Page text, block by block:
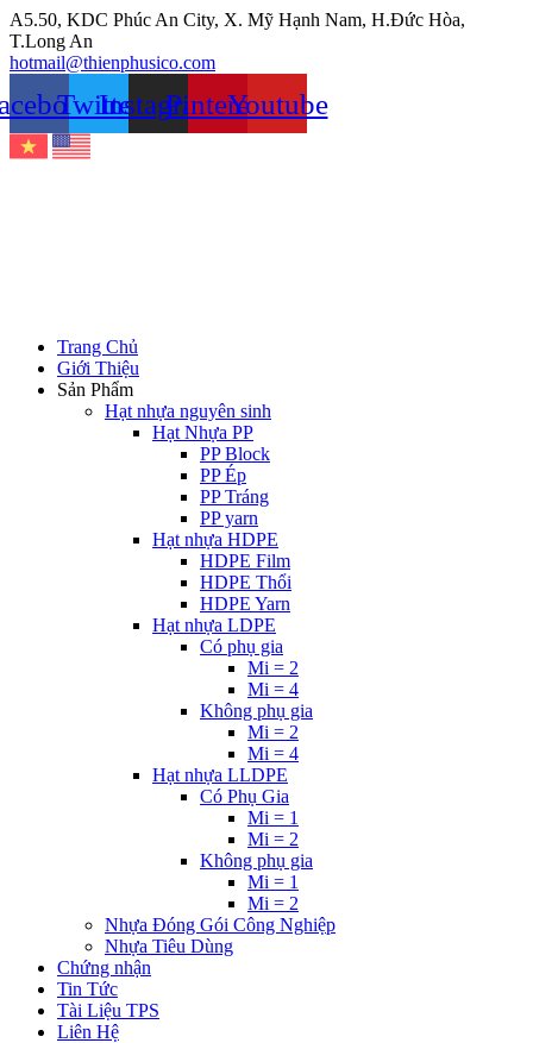
Chuyển
đến
nội
A5.50, KDC Phúc An City, X. Mỹ Hạnh Nam, H.Đức Hòa,
T.Long An
hotmail@thienphusico.com
TwitterInstagramPinterestYoutube
Trang Chủ
Giới Thiệu
Sản Phẩm
Hạt nhựa nguyên sinh
Hạt Nhựa PP
PP Block
PP Ép
PP Tráng
PP yarn
Hạt nhựa HDPE
HDPE Film
HDPE Thổi
HDPE Yarn
Hạt nhựa LDPE
Có phụ gia
Mi = 2
Mi = 4
Không phụ gia
Mi = 2
Mi = 4
Hạt nhựa LLDPE
Có Phụ Gia
Mi = 1
Mi = 2
Không phụ gia
Mi = 1
Mi = 2
Nhựa Đóng Gói Công Nghiệp
Nhựa Tiêu Dùng
Chứng nhận
Tin Tức
Tài Liệu TPS
Liên Hệ